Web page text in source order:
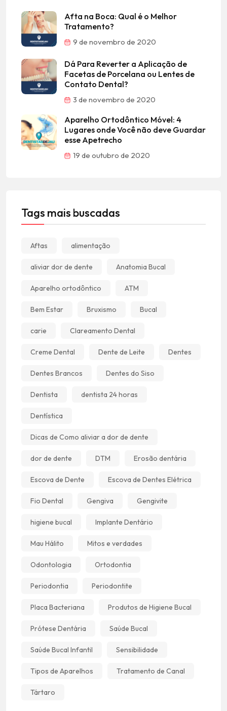
Afta na Boca: Qual é o Melhor
Tratamento?
9 de novembro de 2020
Dá Para Reverter a Aplicação de
Facetas de Porcelana ou Lentes de
Contato Dental?
3 de novembro de 2020
Aparelho Ortodôntico Móvel: 4
Lugares onde Você não deve Guardar
esse Apetrecho
19 de outubro de 2020
Tags mais buscadas
Aftas alimentação
aliviar dor de dente Anatomia Bucal
Aparelho ortodôntico ATM
Bem Estar Bruxismo Bucal
carie Clareamento Dental
Creme Dental Dente de Leite Dentes
Dentes Brancos Dentes do Siso
Dentista dentista 24 horas
Dentística
Dicas de Como aliviar a dor de dente
dor de dente DTM Erosão dentária
Escova de Dente Escova de Dentes Elétrica
Fio Dental Gengiva Gengivite
higiene bucal Implante Dentário
Mau Hálito Mitos e verdades
Odontologia Ortodontia
Periodontia Periodontite
Placa Bacteriana Produtos de Higiene Bucal
Prótese Dentária Saúde Bucal
Saúde Bucal Infantil Sensibilidade
Tipos de Aparelhos Tratamento de Canal
Tártaro